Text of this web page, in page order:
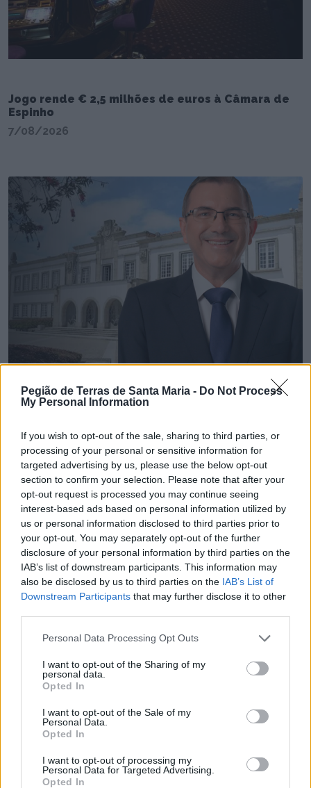
Pegião de Terras de Santa Maria - Do Not Process
My Personal Information
If you wish to opt-out of the sale, sharing to third parties, or
processing of your personal or sensitive information for
targeted advertising by us, please use the below opt-out
section to confirm your selection. Please note that after your
opt-out request is processed you may continue seeing
interest-based ads based on personal information utilized by
us or personal information disclosed to third parties prior to
your opt-out. You may separately opt-out of the further
disclosure of your personal information by third parties on the
IAB’s list of downstream participants. This information may
also be disclosed by us to third parties on the IAB’s List of
Downstream Participants that may further disclose it to other
Personal Data Processing Opt Outs
I want to opt-out of the Sharing of my
personal data.
Opted In
I want to opt-out of the Sale of my
Personal Data.
Opted In
I want to opt-out of processing my
Personal Data for Targeted Advertising.
Opted In
Jogo rende € 2,5 milhões de euros à Câmara de
Espinho
7/08/2026
gastar € 22,8 mil em brindes institucionais
6/08/2026
Azeméis investigada pela IGAS por conflito de
interesses